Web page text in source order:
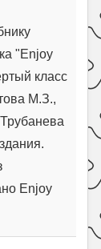
"Enjoy
класс
М.З.,
Enjoy